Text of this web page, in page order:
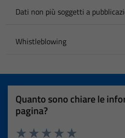
Dati non più soggetti a
Whistleblowing
Quanto sono chiare le
pagina?